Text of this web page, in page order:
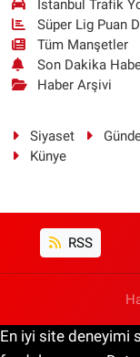
İstanbul Trafik
Süper Lig Puan
Tüm Manşetler
Son Dakika
Haber Arşivi
Siyaset
Künye
RSS
En iyi site deneyimi